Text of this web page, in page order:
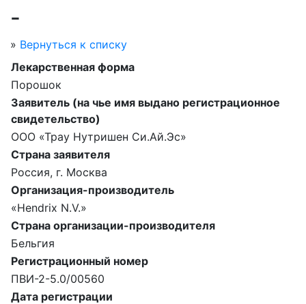
-
» Вернуться к списку
Лекарственная форма
Порошок
Заявитель (на чье имя выдано регистрационное
свидетельство)
ООО «Трау Нутришен Си.Ай.Эс»
Страна заявителя
Россия, г. Москва
Организация-производитель
«Hendrix N.V.»
Страна организации-производителя
Бельгия
Регистрационный номер
ПВИ-2-5.0/00560
Дата регистрации